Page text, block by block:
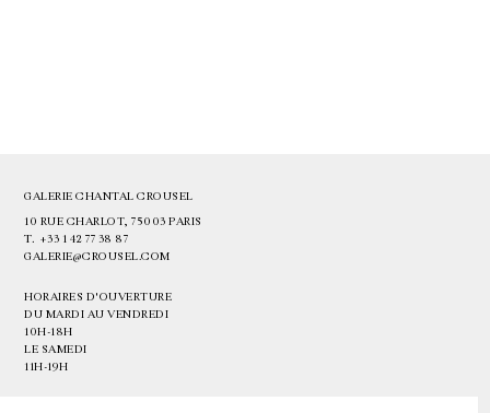
GALERIE CHANTAL CROUSEL
10 RUE CHARLOT, 75003 PARIS
T. +33 1 42 77 38 87
GALERIE@CROUSEL.COM
HORAIRES D'OUVERTURE
DU MARDI AU VENDREDI
10H-18H
LE SAMEDI
11H-19H